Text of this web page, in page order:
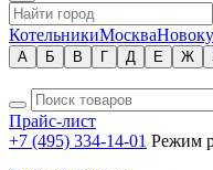
КотельникиМосква
А Б В Г Д Е Ж
Прайс-лист
+7 (495) 334-14-01 Режим